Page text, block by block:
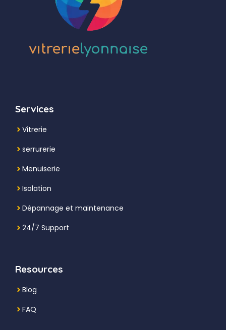
Services
Vitrerie
serrurerie
Menuiserie
Isolation
Dépannage et maintenance
24/7 Support
Resources
Blog
FAQ